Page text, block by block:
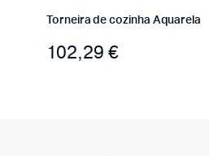
Torneira de cozinha Aquarela
102,29 €